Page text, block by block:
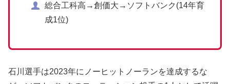
総合工科高→創価大→ソフトバンク(14年育
成1位)
石川選手は2023年にノーヒットノーランを達成するな